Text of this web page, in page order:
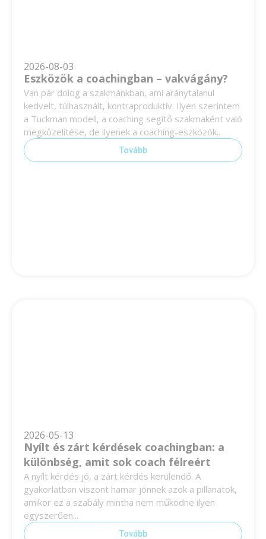
2026-08-03
Eszközök a coachingban – vakvágány?
Van pár dolog a szakmánkban, ami aránytalanul
kedvelt, túlhasznált, kontraproduktív. Ilyen szerintem
a Tuckman modell, a coaching segítő szakmaként való
megközelítése, de ilyenek a coaching-eszközök..
Tovább
2026-05-13
Nyílt és zárt kérdések coachingban: a
különbség, amit sok coach félreért
A nyílt kérdés jó, a zárt kérdés kerülendő. A
gyakorlatban viszont hamar jönnek azok a pillanatok,
amikor ez a szabály mintha nem működne ilyen
egyszerűen...
Tovább